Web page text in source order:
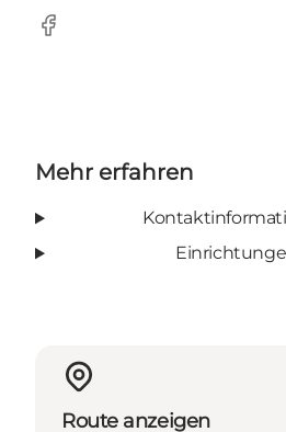
Facebook
Mehr erfahren
Route anzeigen